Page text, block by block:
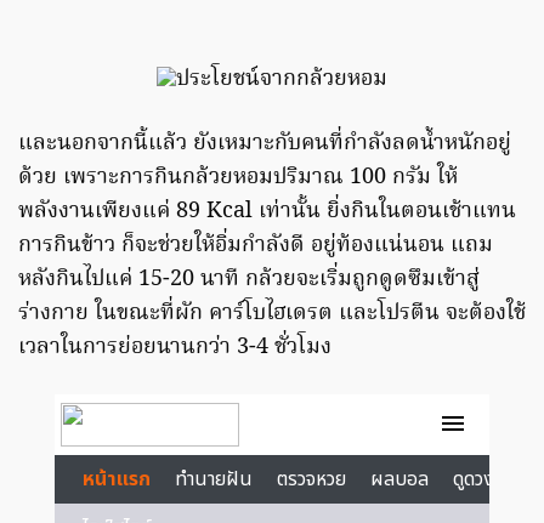
และนอกจากนี้แล้ว ยังเหมาะกับคนที่กำลังลดน้ำหนักอยู่
ด้วย เพราะการกินกล้วยหอมปริมาณ 100 กรัม ให้
พลังงานเพียงแค่ 89 Kcal เท่านั้น ยิ่งกินในตอนเช้าแทน
การกินข้าว ก็จะช่วยให้อิ่มกำลังดี อยู่ท้องแน่นอน แถม
หลังกินไปแค่ 15-20 นาที กล้วยจะเริ่มถูกดูดซึมเข้าสู่
ร่างกาย ในขณะที่ผัก คาร์โบไฮเดรต และโปรตีน จะต้องใช้
เวลาในการย่อยนานกว่า 3-4 ชั่วโมง